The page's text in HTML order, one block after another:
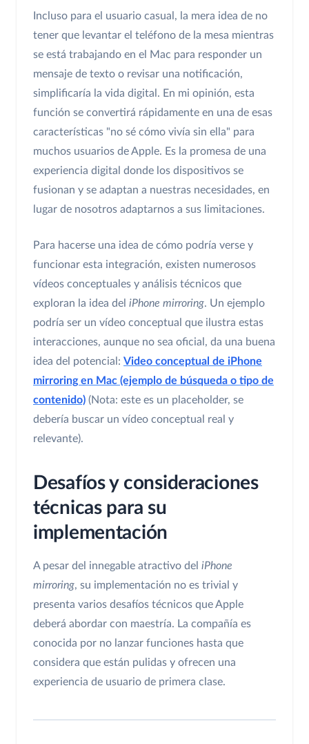
Incluso para el usuario casual, la mera idea de no
tener que levantar el teléfono de la mesa mientras
se está trabajando en el Mac para responder un
mensaje de texto o revisar una notificación,
simplificaría la vida digital. En mi opinión, esta
función se convertirá rápidamente en una de esas
características "no sé cómo vivía sin ella" para
muchos usuarios de Apple. Es la promesa de una
experiencia digital donde los dispositivos se
fusionan y se adaptan a nuestras necesidades, en
lugar de nosotros adaptarnos a sus limitaciones.
Para hacerse una idea de cómo podría verse y
funcionar esta integración, existen numerosos
vídeos conceptuales y análisis técnicos que
exploran la idea del iPhone mirroring. Un ejemplo
podría ser un vídeo conceptual que ilustra estas
interacciones, aunque no sea oficial, da una buena
idea del potencial: Video conceptual de iPhone
mirroring en Mac (ejemplo de búsqueda o tipo de
contenido) (Nota: este es un placeholder, se
debería buscar un vídeo conceptual real y
relevante).
Desafíos y consideraciones
técnicas para su
implementación
A pesar del innegable atractivo del iPhone
mirroring, su implementación no es trivial y
presenta varios desafíos técnicos que Apple
deberá abordar con maestría. La compañía es
conocida por no lanzar funciones hasta que
considera que están pulidas y ofrecen una
experiencia de usuario de primera clase.